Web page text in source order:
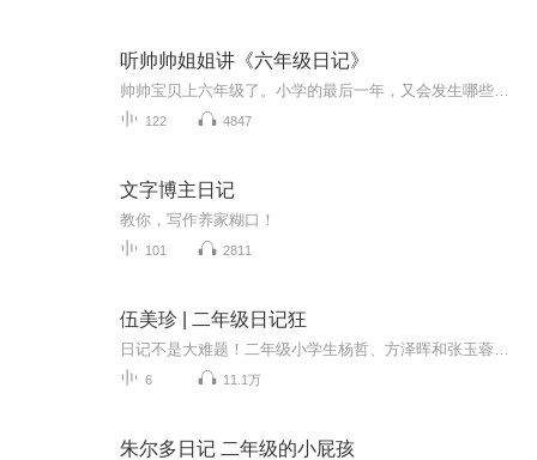
听帅帅姐姐讲《六年级日记》
122 4847
文字博主日记
教你，写作养家糊口！
101 2811
伍美珍 | 二年级日记狂
6 11.1万
朱尔多日记 二年级的小屁孩